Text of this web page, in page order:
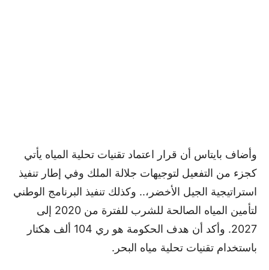
وأضاف بايتاس أن قرار اعتماد تقنيات تحلية المياه يأتي
كجزء من التفعيل لتوجيهات جلالة الملك وفي إطار تنفيذ
استراتيجية الجيل الأخضر،.. وكذلك تنفيذ البرنامج الوطني
لتأمين المياه الصالحة للشرب للفترة من 2020 إلى
2027. وأكد أن هدف الحكومة هو ري 104 ألف هكتار
باستخدام تقنيات تحلية مياه البحر.